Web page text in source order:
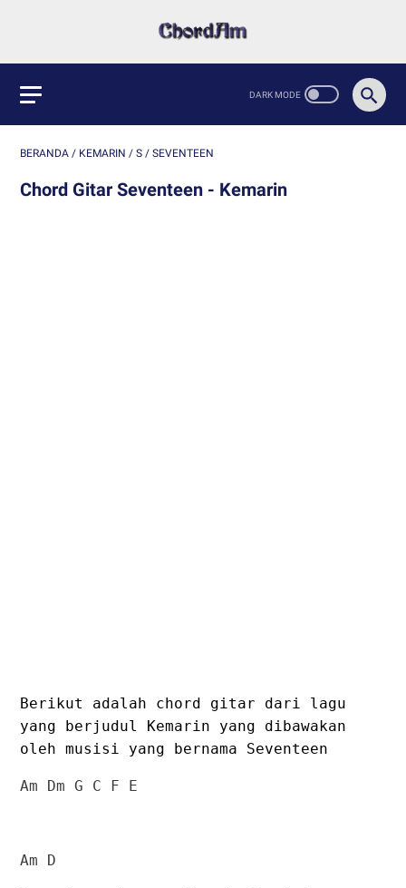
BERANDA / KEMARIN / S / SEVENTEEN
Chord Gitar Seventeen - Kemarin
Berikut adalah chord gitar dari lagu
yang berjudul Kemarin yang dibawakan
oleh musisi yang bernama Seventeen
Am Dm G C F E
Am D